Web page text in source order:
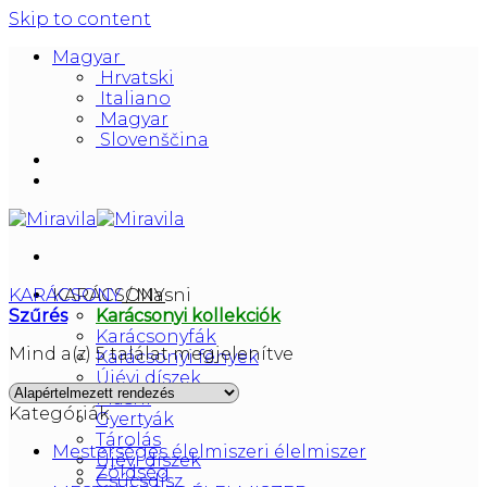
Skip to content
Magyar
Hrvatski
Italiano
Magyar
Slovenščina
KARÁCSONY
Karácsonyi kollekciók
Karácsonyfák
Karácsonyi fények
Újévi díszek
Masni
Gyertyák
Tárolás
Újévi díszek
Csúcsdísz
KARÁCSONY /Masni
Szűrés
Mind a(z) 5 találat megjelenítve
Kategóriák
Mesterséges élelmiszeri élelmiszer
Zöldség